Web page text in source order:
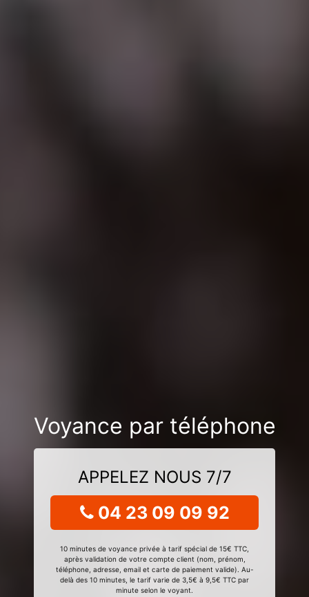
Voyance par téléphone
APPELEZ NOUS 7/7
04 23 09 09 92
10 minutes de voyance privée à tarif spécial de 15€ TTC,
après validation de votre compte client (nom, prénom,
téléphone, adresse, email et carte de paiement valide). Au-
delà des 10 minutes, le tarif varie de 3,5€ à 9,5€ TTC par
minute selon le voyant.